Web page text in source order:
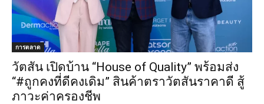
การตลาด
วัตสัน เปิดบ้าน “House of Quality” พร้อมส่ง
“#ถูกคงที่ดีคงเดิม” สินค้าตราวัตสันราคาดี สู้
ภาวะค่าครองชีพ